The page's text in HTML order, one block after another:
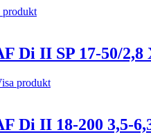
produkt
Di II SP 17-50/
produkt
Di II 18-200 3,5-